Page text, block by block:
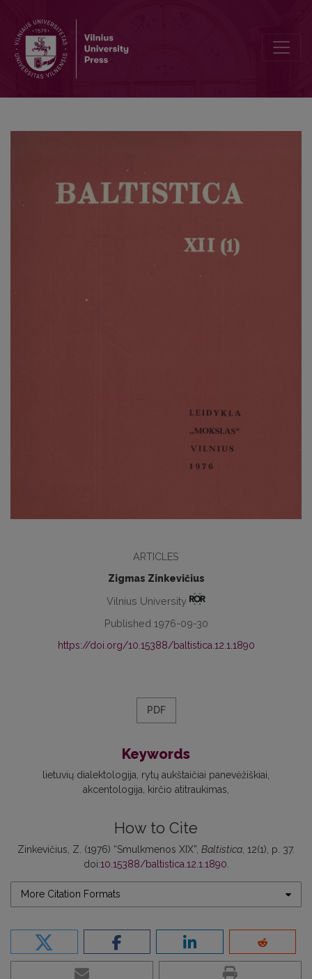
ARTICLES
Zigmas Zinkevičius
Vilnius University
Published 1976-09-30
https://doi.org/10.15388/baltistica.12.1.1890
PDF
Keywords
lietuvių dialektologija rytų aukštaičiai panevėžiškiai
akcentologija
kirčio atitraukimas
How to Cite
Zinkevičius, Z. (1976) “Smulkmenos XIX”, Baltistica , 12(1), p. 37.
doi:10.15388/baltistica.12.1.1890
More Citation Formats